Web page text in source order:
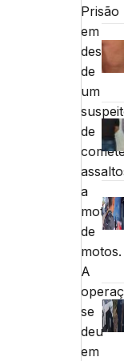
Prisão
em
de
um
de
a
de
motos.
A
se
deu
em